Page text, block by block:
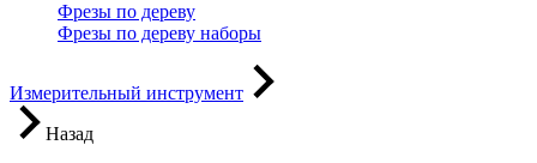
Фрезы по дереву
Фрезы по дереву наборы
Измерительный инструмент
Назад